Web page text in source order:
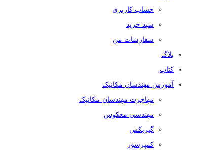
حساب کاربری
سبد خرید
سفارشات من
بلاگ
کتاب
آموزش مهندسان مکانیک
مهاجرت مهندسان مکانیک
مهندسی معکوس
گیربکس
کمپرسور